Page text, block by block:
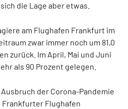
die Lage aber etwas.
am Flughafen Frankfurt im
zwar immer noch um 81,0
zurück. Im April, Mai und Juni
als 90 Prozent gelegen.
der Corona-Pandemie
Flughafen